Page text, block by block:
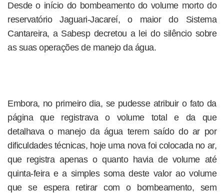
Desde o início do bombeamento do volume morto do
reservatório Jaguari-Jacareí, o maior do Sistema
Cantareira, a Sabesp decretou a lei do silêncio sobre
as suas operações de manejo da água.
Embora, no primeiro dia, se pudesse atribuir o fato da
página que registrava o volume total e da que
detalhava o manejo da água terem saído do ar por
dificuldades técnicas, hoje uma nova foi colocada no ar,
que registra apenas o quanto havia de volume até
quinta-feira e a simples soma deste valor ao volume
que se espera retirar com o bombeamento, sem